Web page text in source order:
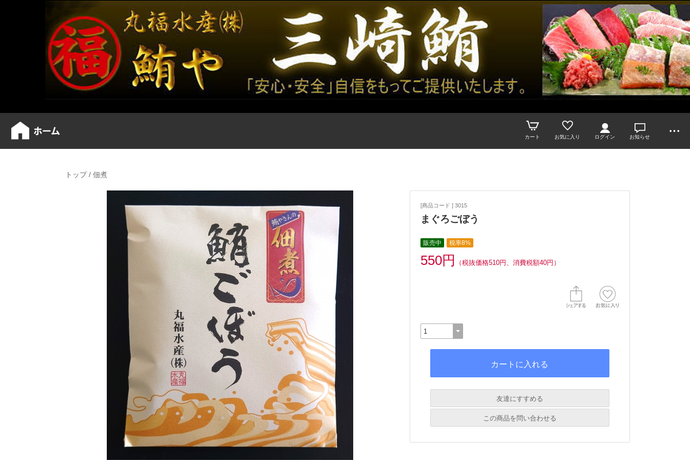
カート お気に入り ログイン お知らせ
トップ/ 佃煮
[商品コード ] 3015
まぐろごぼう
販売中 税率8%
550円 （税抜価格510円、消費税額40円）
友達にすすめる
この商品を問い合わせる